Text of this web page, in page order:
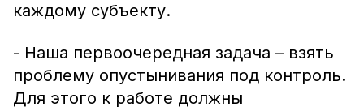
каждому субъекту.
- Наша первоочередная задача – взять
проблему опустынивания под контроль.
Для этого к работе должны